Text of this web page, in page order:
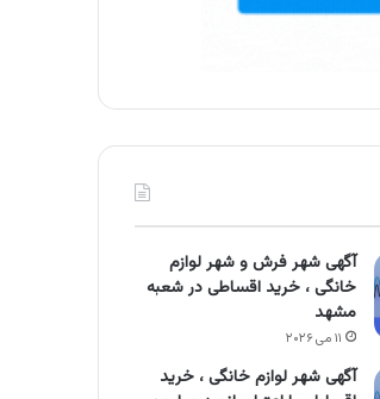
آگهی شهر فرش و شهر لوازم
خانگی ، خرید اقساطی در شعبه
مشهد
۱۱ می ۲۰۲۶
آگهی شهر لوازم خانگی ، خرید